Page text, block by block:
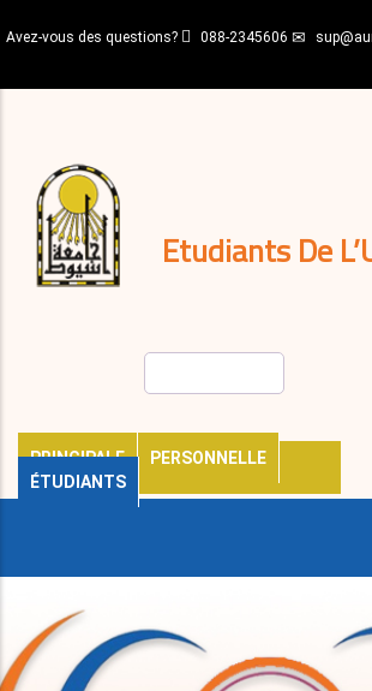
au
principal
Avez-vous des questions? 088-2345606
Etudiants De
PRINCIPALE
PERSONNELLE
ÉTUDIANTS
décisions
Expatriés
Journal